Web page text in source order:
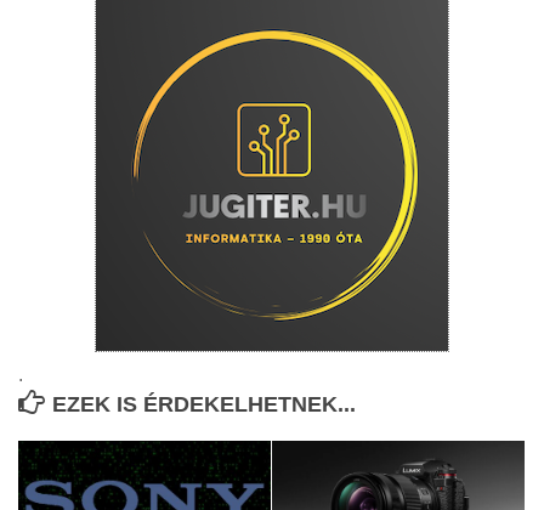
.
EZEK IS ÉRDEKELHETNEK...